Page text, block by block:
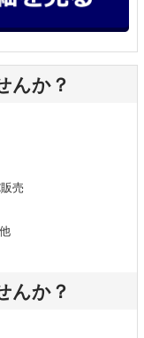
んか？
売
んか？